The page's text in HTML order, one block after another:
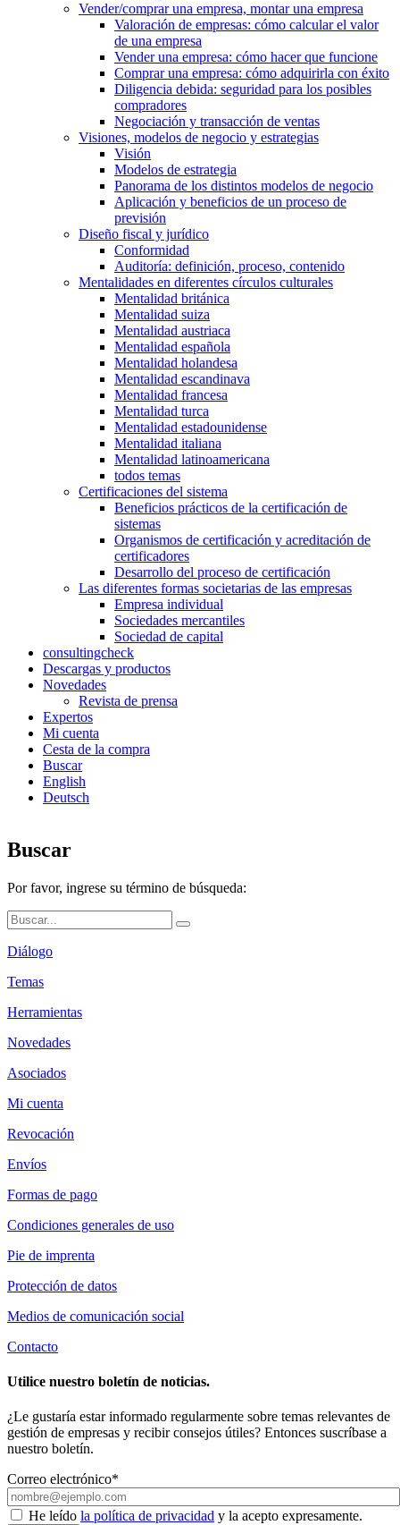
Vender/comprar una empresa, montar una empresa
Valoración de empresas: cómo calcular el valor
de una empresa
Vender una empresa: cómo hacer que funcione
Comprar una empresa: cómo adquirirla con éxito
Diligencia debida: seguridad para los posibles
compradores
Negociación y transacción de ventas
Visiones, modelos de negocio y estrategias
Visión
Modelos de estrategia
Panorama de los distintos modelos de negocio
Aplicación y beneficios de un proceso de
previsión
Diseño fiscal y jurídico
Conformidad
Auditoría: definición, proceso, contenido
Mentalidades en diferentes círculos culturales
Mentalidad británica
Mentalidad suiza
Mentalidad austriaca
Mentalidad española
Mentalidad holandesa
Mentalidad escandinava
Mentalidad francesa
Mentalidad turca
Mentalidad estadounidense
Mentalidad italiana
Mentalidad latinoamericana
todos temas
Certificaciones del sistema
Beneficios prácticos de la certificación de
sistemas
Organismos de certificación y acreditación de
certificadores
Desarrollo del proceso de certificación
Las diferentes formas societarias de las empresas
Empresa individual
Sociedades mercantiles
Sociedad de capital
consultingcheck
Descargas y productos
Novedades
Revista de prensa
Expertos
Mi cuenta
Cesta de la compra
Buscar
English
Deutsch
Buscar
Por favor, ingrese su término de búsqueda:
Diálogo
Temas
Herramientas
Novedades
Asociados
Mi cuenta
Revocación
Envíos
Formas de pago
Condiciones generales de uso
Pie de imprenta
Protección de datos
Medios de comunicación social
Contacto
Utilice nuestro boletín de noticias.
¿Le gustaría estar informado regularmente sobre temas relevantes de
gestión de empresas y recibir consejos útiles? Entonces suscríbase a
nuestro boletín.
Correo electrónico*
He leído la política de privacidad y la acepto expresamente.